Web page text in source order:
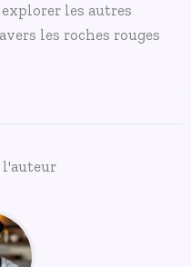
explorer les autres
les roches rouges
l'auteur